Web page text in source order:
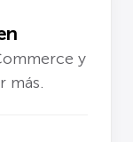
y
más.